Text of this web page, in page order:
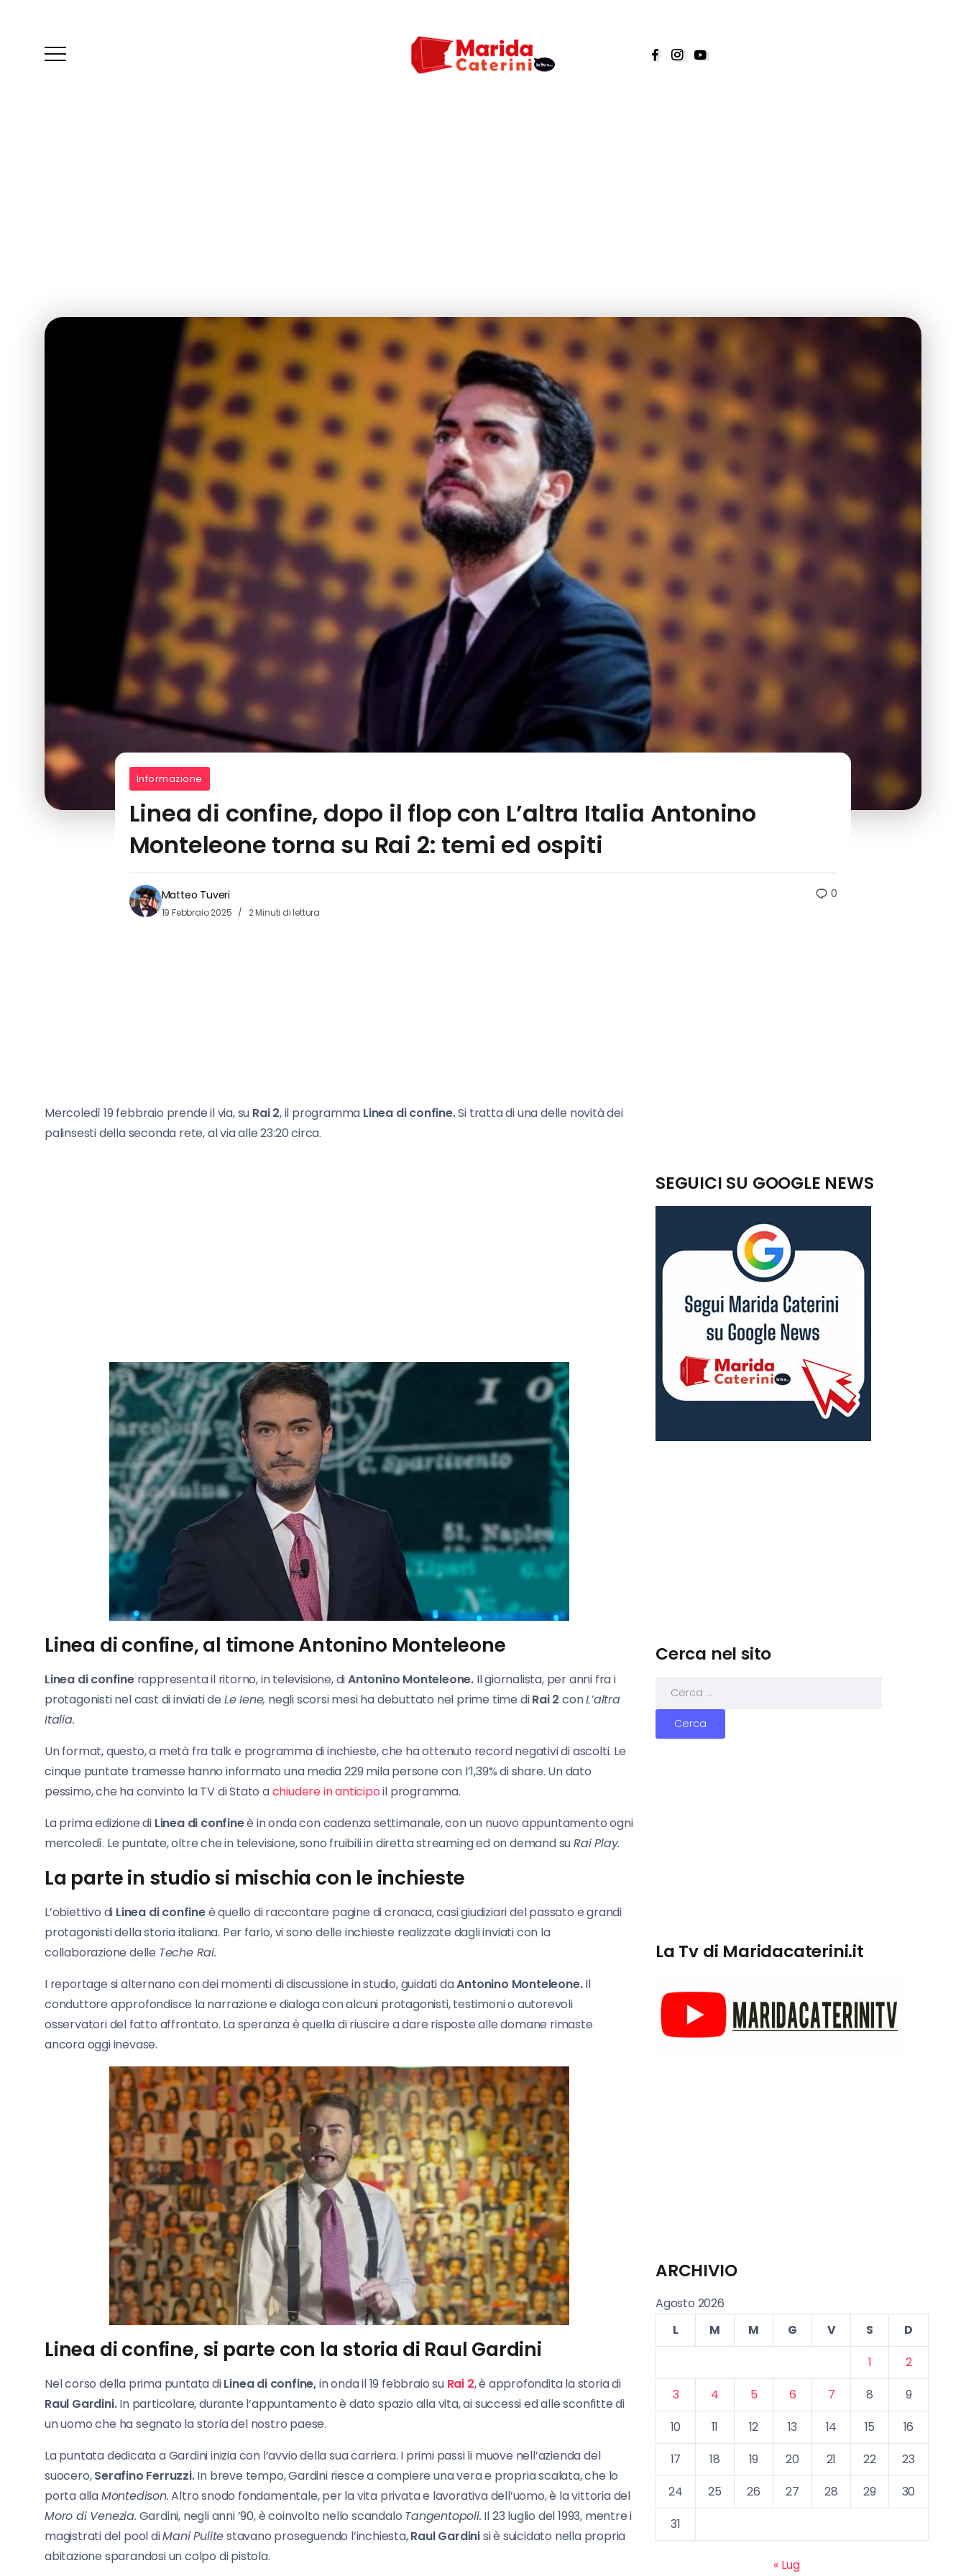
Informazione
Linea di confine, dopo il flop con L’altra Italia Antonino
Monteleone torna su Rai 2: temi ed ospiti
Matteo Tuveri
19 Febbraio 2025 2 Minuti di lettura
0
Mercoledì 19 febbraio prende il via, su Rai 2, il programma Linea di confine.Si tratta di una delle novità dei
palinsesti della seconda rete, al via alle 23:20 circa.
Linea di confine, al timone Antonino Monteleone
Linea di confinerappresenta il ritorno, in televisione, diAntonino Monteleone. Il giornalista, per anni fra i
protagonisti nel cast di inviati de Le Iene, negli scorsi mesi ha debuttato nel prime time diRai 2 conL’altra
Italia.
Un format, questo, a metà fra talk e programma di inchieste, che ha ottenuto record negativi di ascolti. Le
cinque puntate tramesse hanno informato una media 229 mila persone con l’1,39% di share. Un dato
pessimo, che ha convinto la TV di Stato achiudere in anticipoil programma.
La prima edizione di Linea di confineè in onda con cadenza settimanale, con un nuovo appuntamento ogni
mercoledì. Le puntate, oltre che in televisione, sono fruibili in diretta streaming ed on demand suRai Play.
La parte in studio si mischia con le inchieste
L’obiettivo di Linea di confineè quello di raccontare pagine di cronaca, casi giudiziari del passato e grandi
protagonisti della storia italiana. Per farlo, vi sono delle inchieste realizzate dagli inviati con la
collaborazione delle Teche Rai.
I reportage si alternano con dei momenti di discussione in studio, guidati daAntonino Monteleone.Il
conduttore approfondisce la narrazione e dialoga con alcuni protagonisti, testimoni o autorevoli
osservatori del fatto affrontato. La speranza è quella di riuscire a dare risposte alle domane rimaste
ancora oggi inevase.
Linea di confine, si parte con la storia di Raul Gardini
Nel corso della prima puntata diLinea di confine,in onda il 19 febbraio su Rai 2, è approfondita la storia di
Raul Gardini.In particolare, durante l’appuntamento è dato spazio alla vita, ai successi ed alle sconfitte di
un uomo che ha segnato la storia del nostro paese.
La puntata dedicata a Gardini inizia con l’avvio della sua carriera. I primi passi li muove nell’azienda del
suocero,Serafino Ferruzzi.In breve tempo, Gardini riesce a compiere una vera e propria scalata, che lo
porta allaMontedison.Altro snodo fondamentale, per la vita privata e lavorativa dell’uomo, è la vittoria del
Moro di Venezia. Gardini, negli anni ’90, è coinvolto nello scandalo Tangentopoli. Il 23 luglio del 1993, mentre i
magistrati del pool diMani Pulitestavano proseguendo l’inchiesta,Raul Gardinisi è suicidato nella propria
abitazione sparandosi un colpo di pistola.
SEGUICI SU GOOGLE NEWS
Cerca nel sito
La Tv di Maridacaterini.it
ARCHIVIO
Agosto 2026
L
M M G V S
D
1
2
3
4 5 6 7 8
9
10
11 12 13 14 15
16
17
18 19 20 21 22
23
24
25 26 27 28 29
30
31
« Lug